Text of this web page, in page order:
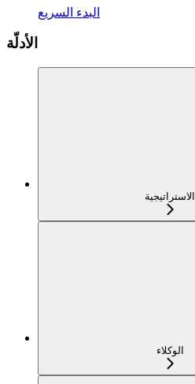
البدء السريع
الأدلّة
الاستراتيجية
الوكلاء